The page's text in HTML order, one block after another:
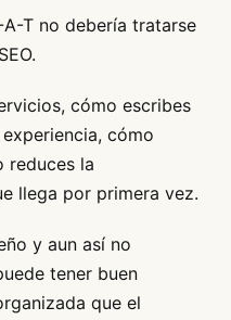
T no debería tratarse
cómo escribes
cómo
reduces la
llega por primera vez.
y aun así no
tener buen
que el